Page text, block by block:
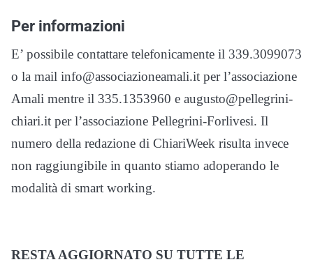
Per informazioni
E’ possibile contattare telefonicamente il 339.3099073
o la mail info@associazioneamali.it per l’associazione
Amali mentre il 335.1353960 e augusto@pellegrini-
chiari.it per l’associazione Pellegrini-Forlivesi. Il
numero della redazione di ChiariWeek risulta invece
non raggiungibile in quanto stiamo adoperando le
modalità di smart working.
RESTA AGGIORNATO SU TUTTE LE